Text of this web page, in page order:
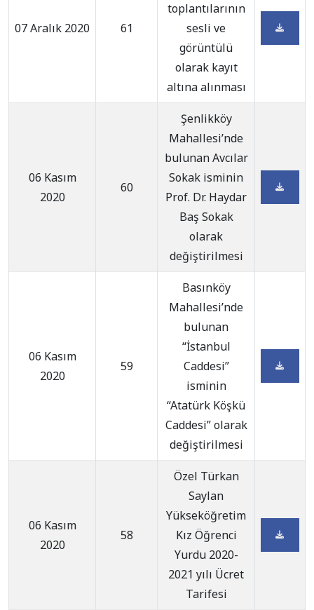
07 Aralık 2020 61
toplantılarının
sesli ve
görüntülü
olarak kayıt
altına alınması
06 Kasım
2020
60
Şenlikköy
Mahallesi’nde
bulunan Avcılar
Sokak isminin
Prof. Dr. Haydar
Baş Sokak
olarak
değiştirilmesi
06 Kasım
2020
59
Basınköy
Mahallesi’nde
bulunan
“İstanbul
Caddesi”
isminin
“Atatürk Köşkü
Caddesi” olarak
değiştirilmesi
06 Kasım
2020
58
Özel Türkan
Saylan
Yükseköğretim
Kız Öğrenci
Yurdu 2020-
2021 yılı Ücret
Tarifesi